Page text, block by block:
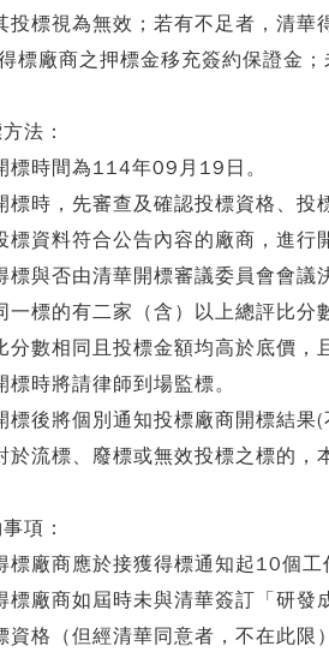
投標視為無效；若有不足者，清華
標廠商之押標金移充簽約保證金；
法：
標時間為114年09月19日。
標時，先審查及確認投標資格、投
標資料符合公告內容的廠商，進行
標與否由清華開標審議委員會會議
一標的有二家（含）以上總評比分
分數相同且投標金額均高於底價，
標時將請律師到場監標。
標後將個別通知投標廠商開標結果(
於流標、廢標或無效投標之標的，
項：
標廠商應於接獲得標通知起10個工
標廠商如屆時未與清華簽訂「研發
資格（但經清華同意者，不在此限